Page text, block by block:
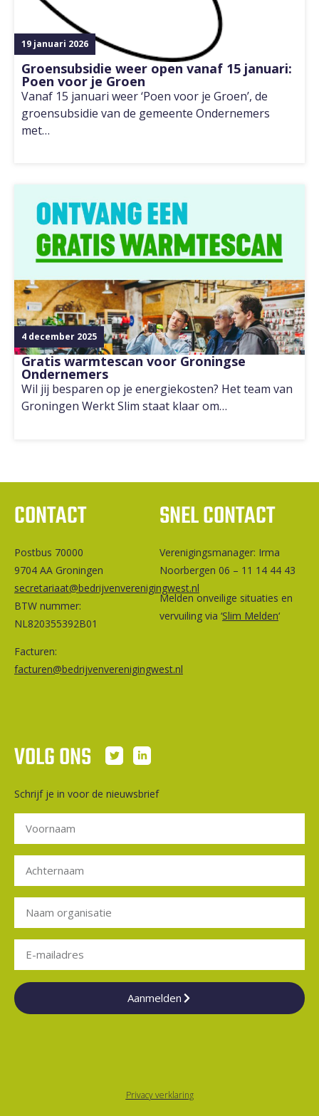
19 januari 2026
Groensubsidie weer open vanaf 15 januari:
Poen voor je Groen
Vanaf 15 januari weer ‘Poen voor je Groen’, de
groensubsidie van de gemeente Ondernemers
met…
4 december 2025
Gratis warmtescan voor Groningse
Ondernemers
Wil jij besparen op je energiekosten? Het team van
Groningen Werkt Slim staat klaar om…
CONTACT
Postbus 70000
9704 AA Groningen
secretariaat@bedrijvenverenigingwest.nl
BTW nummer:
NL820355392B01
Facturen:
facturen@bedrijvenverenigingwest.nl
SNEL CONTACT
Ver­e­ni­gings­ma­na­ger: Irma
Noorbergen 06 – 11 14 44 43
Melden onveilige situaties en
vervuiling via ‘Slim Melden‘
VOLG ONS
Schrijf je in voor de nieuwsbrief
Aanmelden
Privacy verklaring